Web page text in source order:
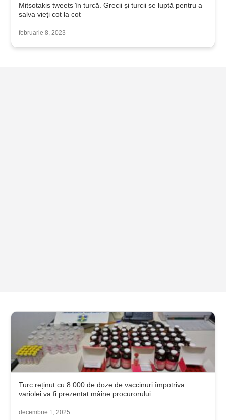
Mitsotakis tweets în turcă. Grecii și turcii se luptă pentru a
salva vieți cot la cot
februarie 8, 2023
Turc reținut cu 8.000 de doze de vaccinuri împotriva
variolei va fi prezentat mâine procurorului
decembrie 1, 2025